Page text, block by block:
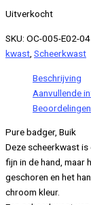
Uitverkocht
SKU: OC-005-E02-
kwast Scheerkwast
Beschrijving
Aanvullende
Pure badger, Buik
Deze scheerkwast
fijn in de hand, maar
geschoren en het
chroom kleur.